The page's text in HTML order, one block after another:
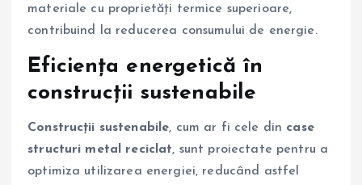
materiale cu proprietăți termice superioare,
contribuind la reducerea consumului de energie.
Eficiența energetică în
construcții sustenabile
Construcții sustenabile, cum ar fi cele din case
structuri metal reciclat, sunt proiectate pentru a
optimiza utilizarea energiei, reducând astfel